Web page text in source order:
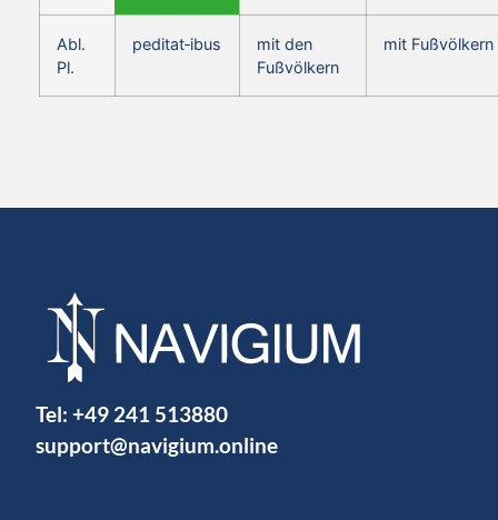
Abl.
Pl.
peditat‑ibus
mit den
Fußvölkern
mit Fußvölkern
Tel: +49 241 513880
support@navigium.online